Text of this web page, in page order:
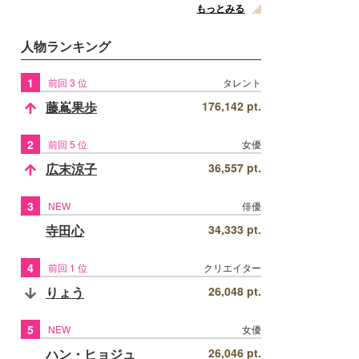
もっとみる
人物ランキング
1 前回 3 位 タレント
藤嶌果歩 176,142 pt.
2 前回 5 位 女優
広末涼子 36,557 pt.
3 NEW 俳優
寺田心 34,333 pt.
4 前回 1 位 クリエイター
りょう 26,048 pt.
5 NEW 女優
ハン・ヒョジュ 26,046 pt.